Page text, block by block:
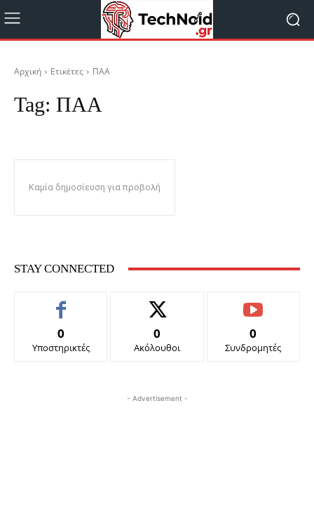
Αρχική Ετικέτες ΠΑΑ
Tag: ΠΑΑ
Καμία δημοσίευση για προβολή
STAY CONNECTED
0
Υποστηρικτές
0
Ακόλουθοι
0
Συνδρομητές
- Advertisement -